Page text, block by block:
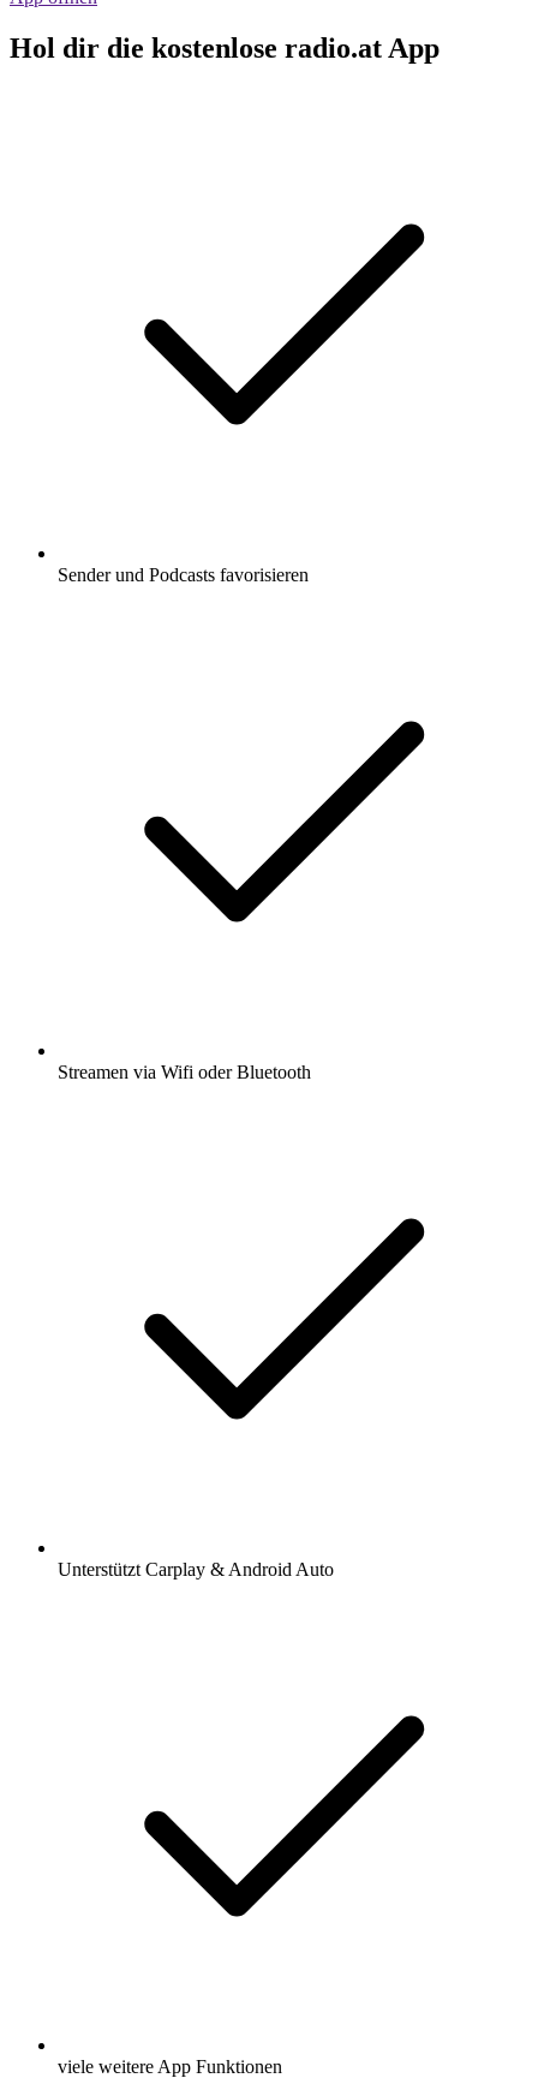
Hol dir die kostenlose radio.at App
Sender und Podcasts favorisieren
Streamen via Wifi oder Bluetooth
Unterstützt Carplay & Android Auto
viele weitere App Funktionen